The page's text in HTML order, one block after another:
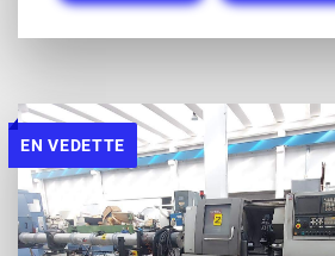
EN VEDETTE